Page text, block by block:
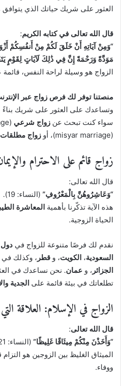
العثور على شريك حياتك الذي يتوافق
قال الله تعالى في كتابه الكريم:
“وَمِنْ آيَاتِهِ أَنْ خَلَقَ لَكُمْ مِنْ أَنفُسِكُمْ
مَوَدَّةً وَرَحْمَةً إِنَّ فِي ذَٰلِكَ لَآيَاتٍ لِقَوْمٍ
الزواج هو وسيلة لراحة النفس،
منصتنا توفر لك فرص زواج عبر
وتساعدك على العثور على شريك
سواء كنت تبحث عن زواج شرعي (halal marriage) أو
(misyar marriage)، أو
زواج مطلقات
زواج قائم على الاحترام
قال الله تعالى:
“وَعَاشِرُوهُنَّ بِالْمَعْرُوفِ” (النساء: 19).
هذه الآية تذكّرنا بأهمية المعاشرة
الحياة الزوجية.
نقدم لك فرصًا متنوعة للزواج في دول
السعودية، الكويت، و قطر ، وكذلك في
الجزائر ، و عمان. نحن نساعدك في
تطلعاتك في بيئة قائمة على الجدية
الزواج في الإسلام: العلاقة
قال الله تعالى:
“وَأَخَذْنَ مِنْكُمْ مِيثَاقًا غَلِيظًا” (النساء: 21).
الميثاق الغليظ بين الزوجين هو
ووفاء.